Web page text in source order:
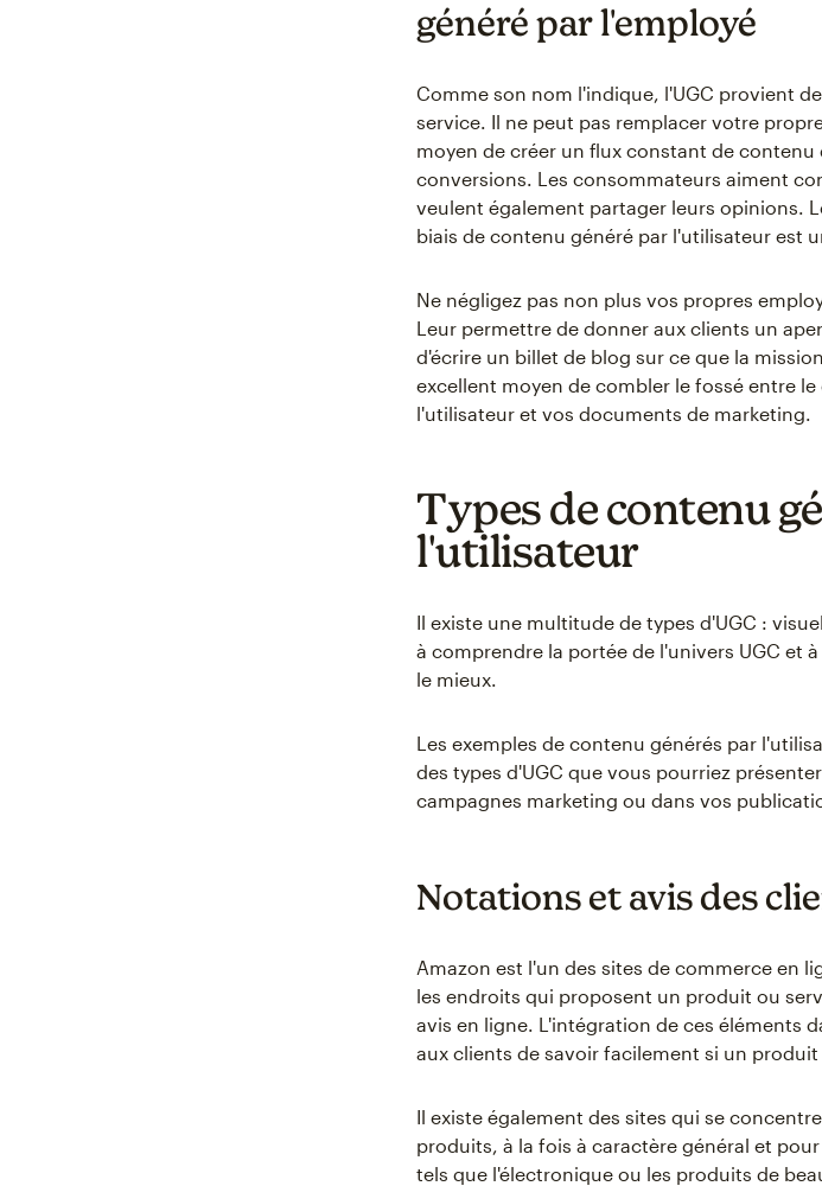
généré par l'employé
Comme son nom l'indique, l'UGC provient
service. Il ne peut pas remplacer votre
moyen de créer un flux constant de
conversions. Les consommateurs aiment
veulent également partager leurs opinions.
biais de contenu généré par l'utilisateur est
Ne négligez pas non plus vos propres
Leur permettre de donner aux clients un
d'écrire un billet de blog sur ce que la
excellent moyen de combler le fossé entre
l'utilisateur et vos documents de marketing.
Types de contenu
l'utilisateur
Il existe une multitude de types d'UGC :
à comprendre la portée de l'univers UGC et
le mieux.
Les exemples de contenu générés par
des types d'UGC que vous pourriez
campagnes marketing ou dans vos
Notations et avis des
Amazon est l'un des sites de commerce en
les endroits qui proposent un produit ou
avis en ligne. L'intégration de ces éléments
aux clients de savoir facilement si un
Il existe également des sites qui se
produits, à la fois à caractère général et
tels que l'électronique ou les produits de